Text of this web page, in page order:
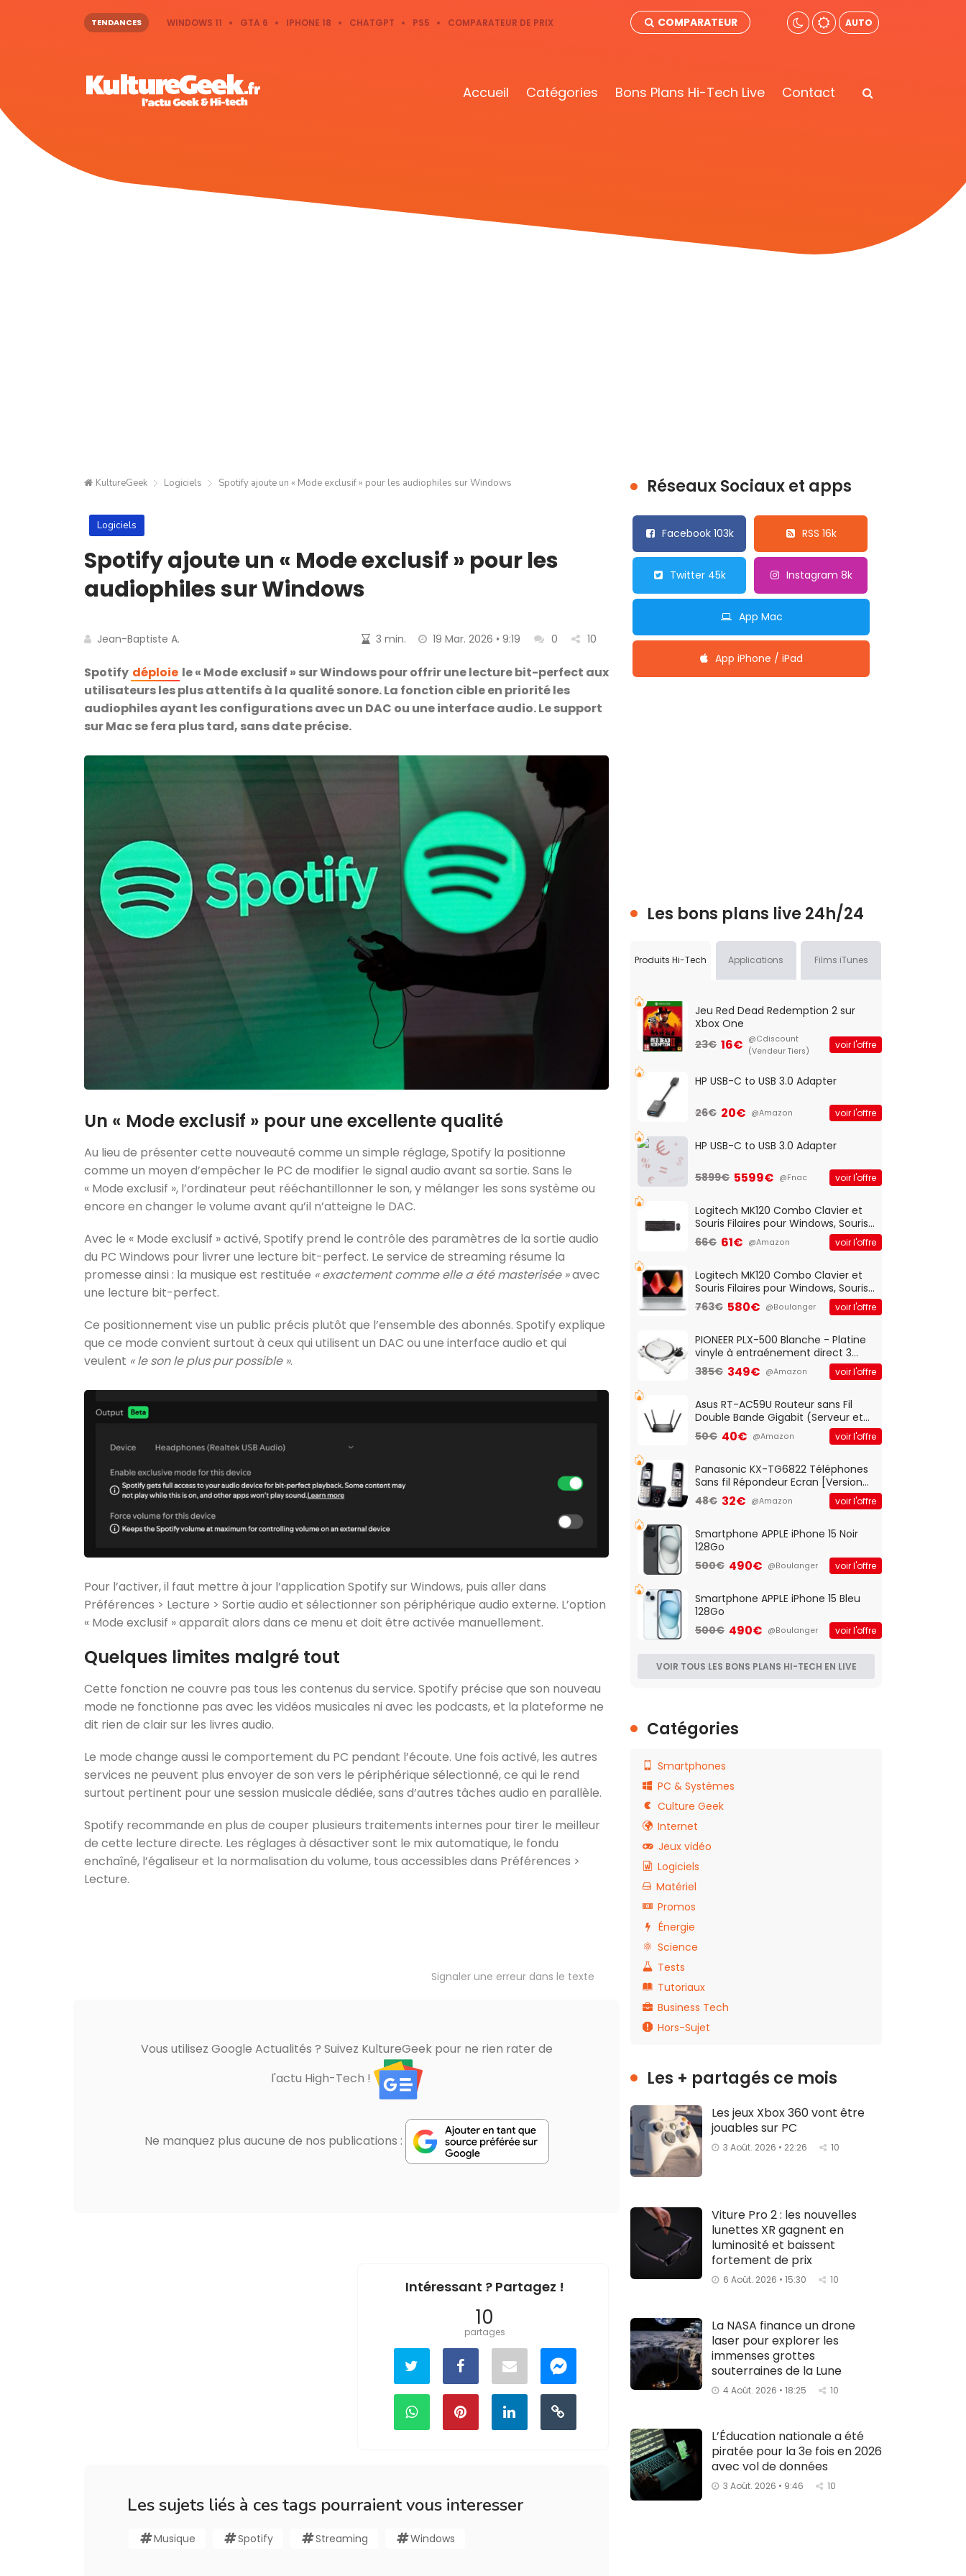
TENDANCES WINDOWS 11 GTA 6 IPHONE 18 CHATGPT PS5 COMPARATEUR DE PRIX COMPARATEUR AUTO
Accueil Catégories Bons Plans Hi-Tech Live Contact
KultureGeek Logiciels Spotify ajoute un « Mode exclusif » pour les audiophiles sur Windows
Logiciels
Spotify ajoute un « Mode exclusif » pour les
audiophiles sur Windows
Jean-Baptiste A. 3 min. 19 Mar. 2026 • 9:19 0 10
Spotify déploie le « Mode exclusif » sur Windows pour offrir une lecture bit-perfect aux
utilisateurs les plus attentifs à la qualité sonore. La fonction cible en priorité les
audiophiles ayant les configurations avec un DAC ou une interface audio. Le support
sur Mac se fera plus tard, sans date précise.
Un « Mode exclusif » pour une excellente qualité
Au lieu de présenter cette nouveauté comme un simple réglage, Spotify la positionne
comme un moyen d’empêcher le PC de modifier le signal audio avant sa sortie. Sans le
« Mode exclusif », l’ordinateur peut rééchantillonner le son, y mélanger les sons système ou
encore en changer le volume avant qu’il n’atteigne le DAC.
Avec le « Mode exclusif » activé, Spotify prend le contrôle des paramètres de la sortie audio
du PC Windows pour livrer une lecture bit-perfect. Le service de streaming résume la
promesse ainsi : la musique est restituée « exactement comme elle a été masterisée »avec
une lecture bit-perfect.
Ce positionnement vise un public précis plutôt que l’ensemble des abonnés. Spotify explique
que ce mode convient surtout à ceux qui utilisent un DAC ou une interface audio et qui
veulent « le son le plus pur possible ».
Pour l’activer, il faut mettre à jour l’application Spotify sur Windows, puis aller dans
Préférences > Lecture > Sortie audio et sélectionner son périphérique audio externe. L’option
« Mode exclusif » apparaît alors dans ce menu et doit être activée manuellement.
Quelques limites malgré tout
Cette fonction ne couvre pas tous les contenus du service. Spotify précise que son nouveau
mode ne fonctionne pas avec les vidéos musicales ni avec les podcasts, et la plateforme ne
dit rien de clair sur les livres audio.
Le mode change aussi le comportement du PC pendant l’écoute. Une fois activé, les autres
services ne peuvent plus envoyer de son vers le périphérique sélectionné, ce qui le rend
surtout pertinent pour une session musicale dédiée, sans d’autres tâches audio en parallèle.
Spotify recommande en plus de couper plusieurs traitements internes pour tirer le meilleur
de cette lecture directe. Les réglages à désactiver sont le mix automatique, le fondu
enchaîné, l’égaliseur et la normalisation du volume, tous accessibles dans Préférences >
Lecture.
Signaler une erreur dans le texte
Vous utilisez Google Actualités ? Suivez KultureGeek pour ne rien rater de
l'actu High-Tech !
Ne manquez plus aucune de nos publications :
Intéressant ? Partagez !
10
partages
Les sujets liés à ces tags pourraient vous interesser
Musique Spotify Streaming Windows
Réseaux Sociaux et apps
Facebook 103k RSS 16k
Twitter 45k Instagram 8k
App Mac
App iPhone / iPad
Les bons plans live 24h/24
Produits Hi-Tech Applications Films iTunes
Jeu Red Dead Redemption 2 sur
Xbox One
23€ 16€ @Cdiscount
(Vendeur Tiers)
voir l'offre
HP USB-C to USB 3.0 Adapter
26€ 20€ @Amazon voir l'offre
HP USB-C to USB 3.0 Adapter
5899€ 5599€ @Fnac voir l'offre
Logitech MK120 Combo Clavier et
Souris Filaires pour Windows, Souris
Optique Filaire, Connexion USB Plug
And Play, Confortable, Taille
QWERTY UK - Noir
66€ 61€ @Amazon voir l'offre
Logitech MK120 Combo Clavier et
Souris Filaires pour Windows, Souris
Optique Filaire, Connexion USB Plug
And Play, Confortable, Taille
QWERTY UK - Noir
763€ 580€ @Boulanger voir l'offre
PIONEER PLX-500 Blanche - Platine
vinyle à entraénement direct 3
vitesses (33-45-78 trs/min) avec
pre-ampli intégré et port USB
385€ 349€ @Amazon voir l'offre
Asus RT-AC59U Routeur sans Fil
Double Bande Gigabit (Serveur et
Client VPN, Triple Vlan, Mode Point
d'accès et Bridge, contrôle
50€ 40€ @Amazon voir l'offre
Panasonic KX-TG6822 Téléphones
Sans fil Répondeur Ecran [Version
Française]
48€ 32€ @Amazon voir l'offre
Smartphone APPLE iPhone 15 Noir
128Go
500€ 490€ @Boulanger voir l'offre
Smartphone APPLE iPhone 15 Bleu
128Go
500€ 490€ @Boulanger voir l'offre
VOIR TOUS LES BONS PLANS HI-TECH EN LIVE
Catégories
Smartphones
PC & Systèmes
Culture Geek
Internet
Jeux vidéo
Logiciels
Matériel
Promos
Énergie
Science
Tests
Tutoriaux
Business Tech
Hors-Sujet
Les + partagés ce mois
Les jeux Xbox 360 vont être
jouables sur PC
3 Août. 2026 • 22:26 10
Viture Pro 2 : les nouvelles
lunettes XR gagnent en
luminosité et baissent
fortement de prix
6 Août. 2026 • 15:30 10
La NASA finance un drone
laser pour explorer les
immenses grottes
souterraines de la Lune
4 Août. 2026 • 18:25 10
L’Éducation nationale a été
piratée pour la 3e fois en 2026
avec vol de données
3 Août. 2026 • 9:46 10